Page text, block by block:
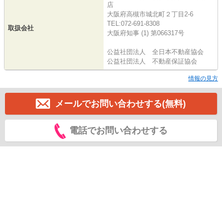
取扱会社
店
大阪府高槻市城北町２丁目2-6
TEL:072-691-8308
大阪府知事 (1) 第066317号
公益社団法人 全日本不動産協会
公益社団法人 不動産保証協会
情報の見方
メールでお問い合わせする(無料)
電話でお問い合わせする